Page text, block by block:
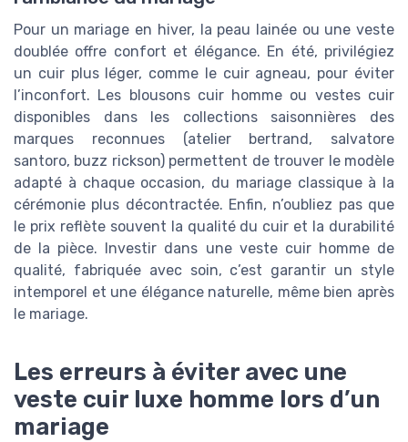
Pour un mariage en hiver, la peau lainée ou une veste
doublée offre confort et élégance. En été, privilégiez
un cuir plus léger, comme le cuir agneau, pour éviter
l’inconfort. Les blousons cuir homme ou vestes cuir
disponibles dans les collections saisonnières des
marques reconnues (atelier bertrand, salvatore
santoro, buzz rickson) permettent de trouver le modèle
adapté à chaque occasion, du mariage classique à la
cérémonie plus décontractée. Enfin, n’oubliez pas que
le prix reflète souvent la qualité du cuir et la durabilité
de la pièce. Investir dans une veste cuir homme de
qualité, fabriquée avec soin, c’est garantir un style
intemporel et une élégance naturelle, même bien après
le mariage.
Les erreurs à éviter avec une
veste cuir luxe homme lors d’un
mariage